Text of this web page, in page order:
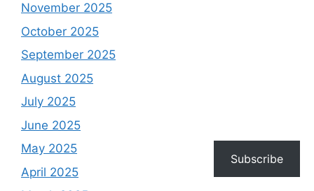
November 2025
October 2025
September 2025
August 2025
July 2025
June 2025
May 2025
April 2025
Subscribe